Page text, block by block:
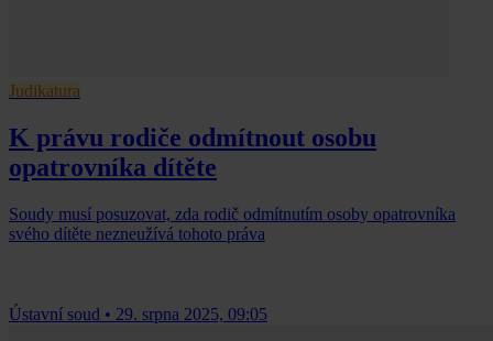
Judikatura
K právu rodiče odmítnout osobu
opatrovníka dítěte
Soudy musí posuzovat, zda rodič odmítnutím osoby opatrovníka
svého dítěte nezneužívá tohoto práva
Ústavní soud • 29. srpna 2025, 09:05